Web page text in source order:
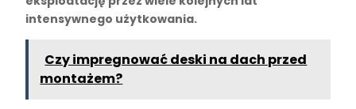
intensywnego użytkowania.
Czy impregnować deski na dach przed
montażem?